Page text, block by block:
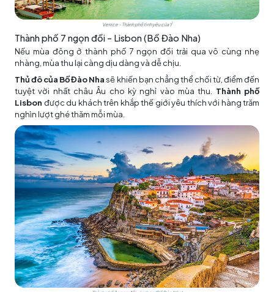
Venice – Thành phố tình yêu của Ý
Thành phố 7 ngọn đồi – Lisbon (Bồ Đào Nha)
Nếu mùa đông ở thành phố 7 ngọn đồi trải qua vô cùng nhẹ
nhàng, mùa thu lại càng dịu dàng và dễ chịu.
Thủ đô của Bồ Đào Nhasẽ khiến bạn chẳng thể chối từ, điểm đến
tuyệt vời nhất châu Âu cho kỳ nghỉ vào mùa thu. Thành phố
Lisbon được du khách trên khắp thế giới yêu thích với hàng trăm
nghìn lượt ghé thăm mỗi mùa.